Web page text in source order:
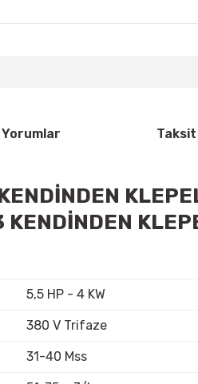
Yorumlar
5,5 HP - 4 KW
380 V Trifaze
31-40 Mss